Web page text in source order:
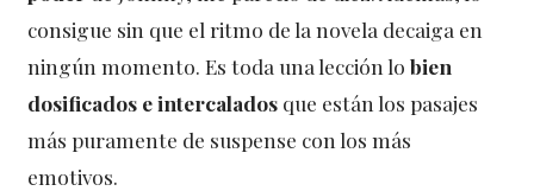
consigue sin que el ritmo de la novela decaiga en
ningún momento. Es toda una lección lobien
dosificados e intercalados que están los pasajes
más puramente de suspense con los más
emotivos.